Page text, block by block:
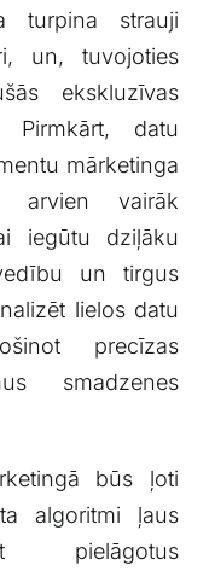
turpina strauji
un, tuvojoties
ekskluzīvas
Pirmkārt, datu
mārketinga
arvien vairāk
iegūtu dziļāku
un‍ tirgus⁢
lielos datu
precīzas
smadzenes
būs ļoti
algoritmi ļaus‌
pielāgotus